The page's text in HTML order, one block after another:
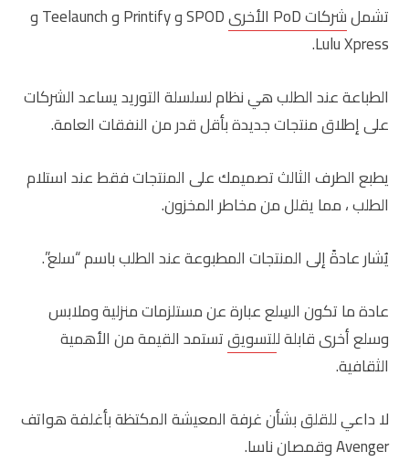
تشملشركات PoD الأخرى
SPOD و Printify و Teelaunch و
Lulu Xpress.
الطباعة عند الطلب هي نظام لسلسلة التوريد يساعد الشركات
على إطلاق منتجات جديدة بأقل قدر من النفقات العامة.
يطبع الطرف الثالث تصميمك على المنتجات فقط عند استلام
الطلب ، مما يقلل من مخاطر المخزون.
يُشار عادةً إلى المنتجات المطبوعة عند الطلب باسم “سلع”.
عادة ما تكون السِلع عبارة عن مستلزمات منزلية وملابس
وسلع أخرى قابلة للتسويقتستمد القيمة من الأهمية
الثقافية.
لا داعي للقلق بشأن غرفة المعيشة المكتظة بأغلفة هواتف
Avenger وقمصان ناسا.